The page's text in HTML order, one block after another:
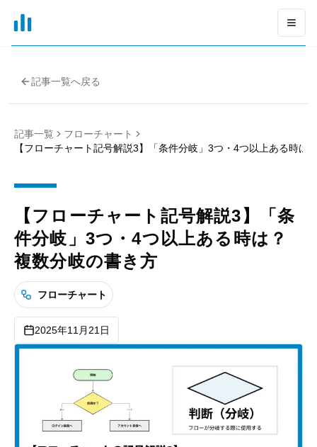
xGrapher
記事一覧へ戻る
記事一覧
フローチャート
【フローチャート記号解説3】「条件分岐」3つ・4つ以上ある時は
【フローチャート記号解説3】「条
件分岐」3つ・4つ以上ある時は？
複数分岐の書き方
フローチャート
2025年11月21日